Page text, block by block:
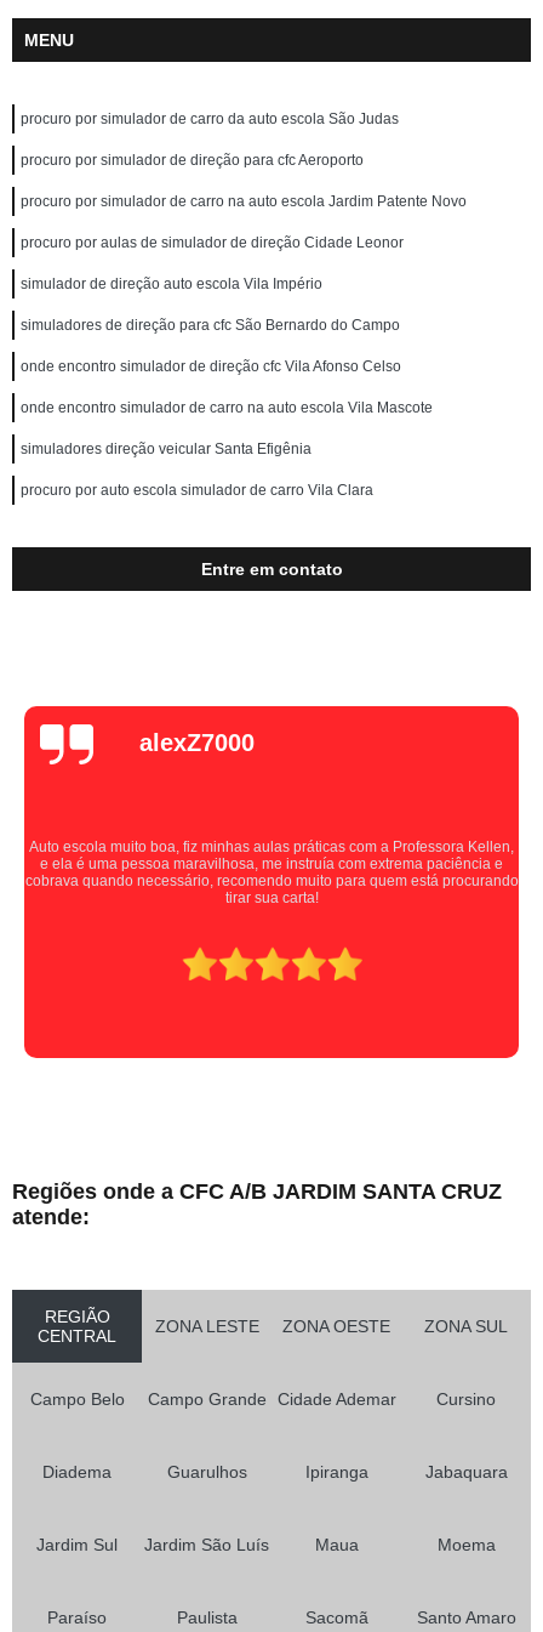
MENU
procuro por simulador de carro da auto escola São Judas
procuro por simulador de direção para cfc Aeroporto
procuro por simulador de carro na auto escola Jardim Patente Novo
procuro por aulas de simulador de direção Cidade Leonor
simulador de direção auto escola Vila Império
simuladores de direção para cfc São Bernardo do Campo
onde encontro simulador de direção cfc Vila Afonso Celso
onde encontro simulador de carro na auto escola Vila Mascote
simuladores direção veicular Santa Efigênia
procuro por auto escola simulador de carro Vila Clara
Entre em contato
alexZ7000
Auto escola muito boa, fiz minhas aulas práticas com a Professora Kellen,
e ela é uma pessoa maravilhosa, me instruía com extrema paciência e
cobrava quando necessário, recomendo muito para quem está procurando
tirar sua carta!
Regiões onde a CFC A/B JARDIM SANTA CRUZ
atende:
REGIÃO
CENTRAL
ZONA LESTE ZONA OESTE ZONA SUL
Campo Belo Campo Grande Cidade Ademar Cursino
Diadema Guarulhos Ipiranga Jabaquara
Jardim Sul Jardim São Luís Maua Moema
Paraíso Paulista Sacomã Santo Amaro